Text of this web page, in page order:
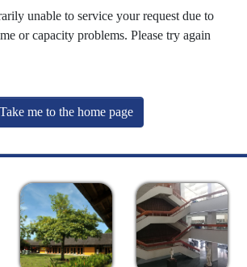
unable to service your request due to
or capacity problems. Please try again
Take me to the home page